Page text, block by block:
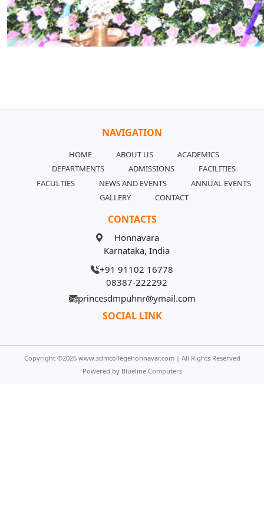
NAVIGATION
HOME ABOUT US
ACADEMICS
DEPARTMENTS
ADMISSIONS
FACILITIES
FACULTIES
NEWS AND EVENTS
ANNUAL EVENTS
GALLERY
CONTACT
CONTACTS
Honnavara
Karnataka, India
+91 91102 16778
08387-222292
princesdmpuhnr@ymail.com
SOCIAL LINK
Copyright ©2026 www.sdmcollegehonnavar.com| All Rights Reserved
Powered by Blueline Computers